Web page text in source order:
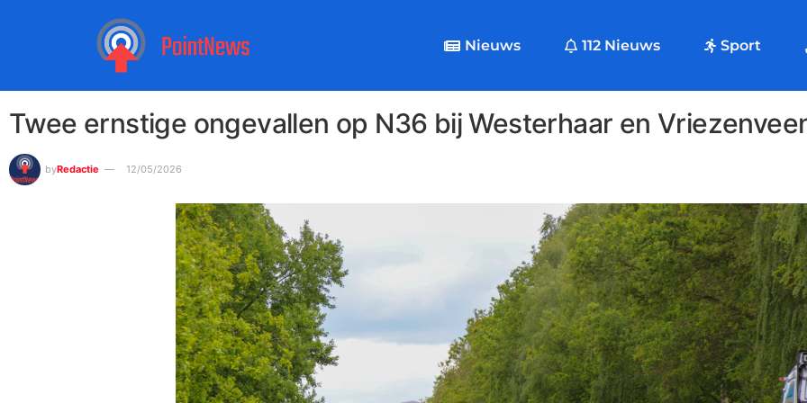
Nieuws 112 Nieuws Sport
Twee ernstige ongevallen op N36 bij Westerhaar en
byRedactie 12/05/2026